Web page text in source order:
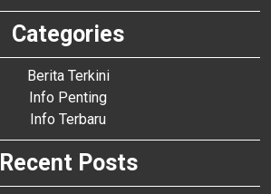
Categories
Berita Terkini
Info Penting
Info Terbaru
Recent Posts